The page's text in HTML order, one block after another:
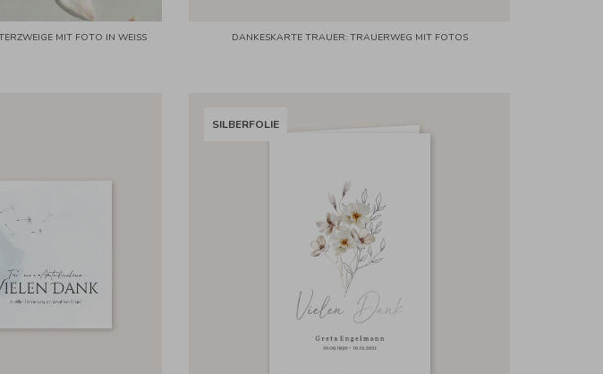
MIT FOTO IN WEISS DANKESKARTE TRAUER: TRAUERWEG MIT FOTOS
SILBERFOLIE